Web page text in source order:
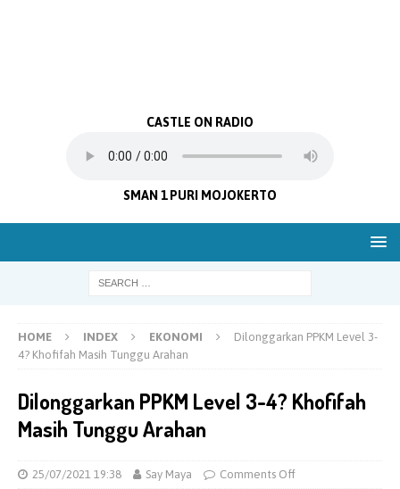
CASTLE ON RADIO
SMAN 1 PURI MOJOKERTO
HOME INDEX EKONOMI
Dilonggarkan PPKM Level 3-
4? Khofifah Masih Tunggu Arahan
Dilonggarkan PPKM Level 3-4? Khofifah
Masih Tunggu Arahan
25/07/2021 19:38 Say Maya Comments Off